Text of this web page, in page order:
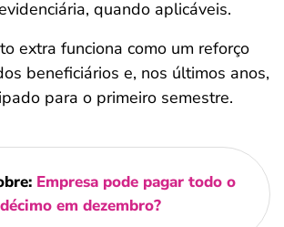
quando aplicáveis.
extra funciona como um reforço
beneficiários e, nos últimos anos,
para o primeiro semestre.
Empresa pode pagar todo o
décimo em dezembro?